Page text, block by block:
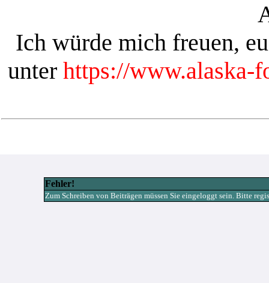
Ich würde mich freuen,
unter https://www.alaska-
Fehler!
Zum Schreiben von Beiträgen müssen Sie eingeloggt sein. Bitte